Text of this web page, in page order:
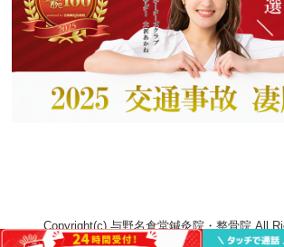
Copyright(c) 与野名倉堂鍼灸院・整骨院 All